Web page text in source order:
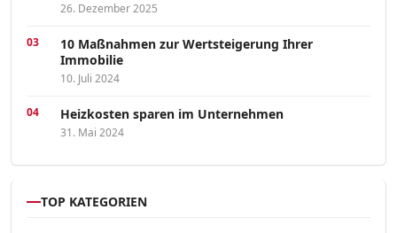
26. Dezember 2025
10 Maßnahmen zur Wertsteigerung Ihrer
Immobilie
10. Juli 2024
Heizkosten sparen im Unternehmen
31. Mai 2024
TOP KATEGORIEN